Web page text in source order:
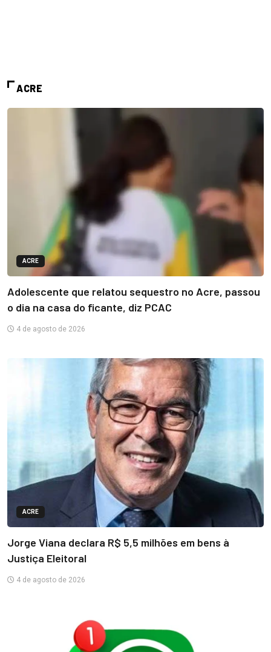
ACRE
ACRE
Adolescente que relatou sequestro no Acre, passou
o dia na casa do ficante, diz PCAC
4 de agosto de 2026
ACRE
Jorge Viana declara R$ 5,5 milhões em bens à
Justiça Eleitoral
4 de agosto de 2026